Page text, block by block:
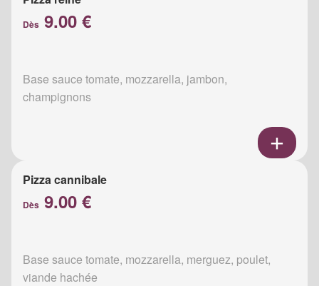
Dès 9.00 €
Base sauce tomate, mozzarella, jambon,
champignons
Pizza cannibale
Dès 9.00 €
Base sauce tomate, mozzarella, merguez, poulet,
viande hachée